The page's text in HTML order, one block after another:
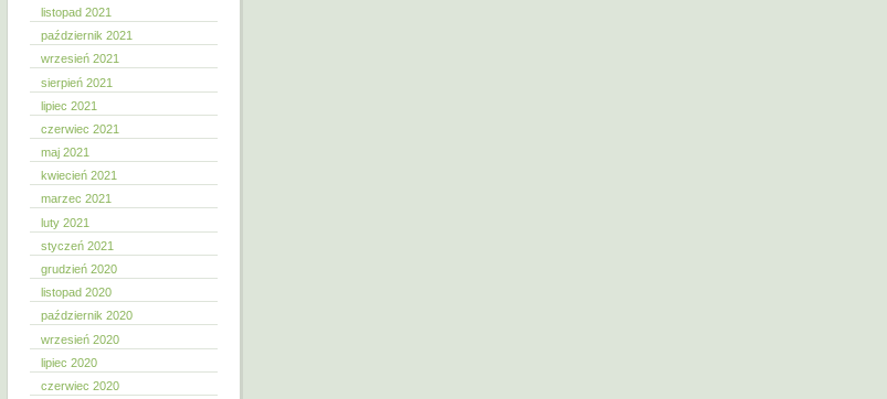
listopad 2021
październik 2021
wrzesień 2021
sierpień 2021
lipiec 2021
czerwiec 2021
maj 2021
kwiecień 2021
marzec 2021
luty 2021
styczeń 2021
grudzień 2020
listopad 2020
październik 2020
wrzesień 2020
lipiec 2020
czerwiec 2020